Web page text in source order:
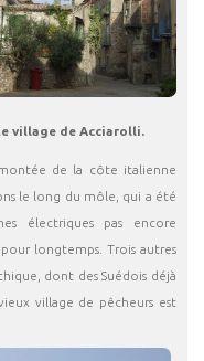
village de Acciarolli.
de la côte italienne
le long du môle, qui a été
électriques pas encore
pour longtemps. Trois autres
dont des Suédois déjà
village de pêcheurs est